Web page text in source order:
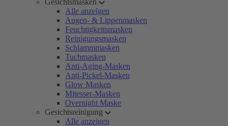
Gesichtsmasken
Alle anzeigen
Augen- & Lippenmasken
Feuchtigkeitsmasken
Reinigungsmasken
Schlammmasken
Tuchmasken
Anti-Aging-Masken
Anti-Pickel-Masken
Glow Masken
Mitesser-Masken
Overnight Maske
Gesichtsreinigung
Alle anzeigen